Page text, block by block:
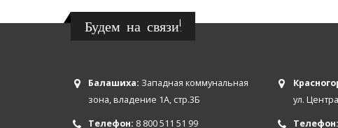
Будем на связи!
Балашиха: Западная коммунальная
зона, владение 1А, стр.3Б
Телефон: 8 800 511 51 99
ул.
Телефон: